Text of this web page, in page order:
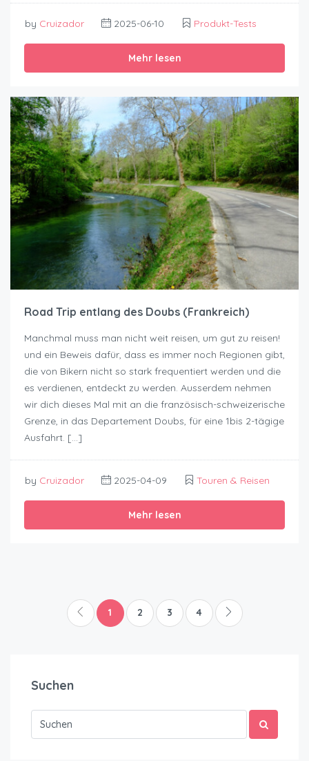
by Cruizador 2025-06-10 Produkt-Tests
Mehr lesen
Road Trip entlang des Doubs (Frankreich)
Manchmal muss man nicht weit reisen, um gut zu reisen!
und ein Beweis dafür, dass es immer noch Regionen gibt,
die von Bikern nicht so stark frequentiert werden und die
es verdienen, entdeckt zu werden. Ausserdem nehmen
wir dich dieses Mal mit an die französisch-schweizerische
Grenze, in das Departement Doubs, für eine 1bis 2-tägige
Ausfahrt. […]
by Cruizador 2025-04-09 Touren & Reisen
Mehr lesen
1 2 3 4
Suchen